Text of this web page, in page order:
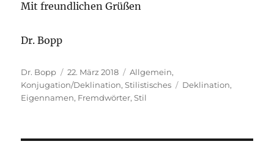
Mit freundlichen Grüßen
Dr. Bopp
Autor
Dr. Bopp
Veröffentlicht
am
22. März 2018 Kategorien
Allgemein,
Konjugation/Deklination,Stilistisches Schlagwörter
Deklination,
Eigennamen, Fremdwörter,Stil